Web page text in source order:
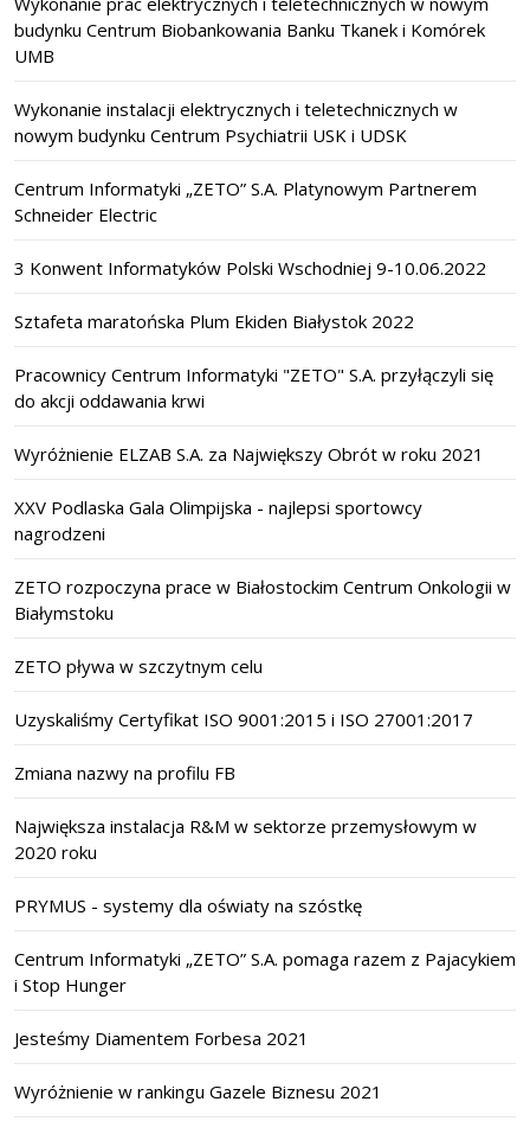
budynku Centrum Biobankowania Banku Tkanek i Komórek
UMB
Wykonanie instalacji elektrycznych i teletechnicznych w
nowym budynku Centrum Psychiatrii USK i UDSK
Centrum Informatyki „ZETO” S.A. Platynowym Partnerem
Schneider Electric
3 Konwent Informatyków Polski Wschodniej 9-10.06.2022
Sztafeta maratońska Plum Ekiden Białystok 2022
Pracownicy Centrum Informatyki "ZETO" S.A. przyłączyli się
do akcji oddawania krwi
Wyróżnienie ELZAB S.A. za Największy Obrót w roku 2021
XXV Podlaska Gala Olimpijska - najlepsi sportowcy
nagrodzeni
ZETO rozpoczyna prace w Białostockim Centrum Onkologii w
Białymstoku
ZETO pływa w szczytnym celu
Uzyskaliśmy Certyfikat ISO 9001:2015 i ISO 27001:2017
Zmiana nazwy na profilu FB
Największa instalacja R&M w sektorze przemysłowym w
2020 roku
PRYMUS - systemy dla oświaty na szóstkę
Centrum Informatyki „ZETO” S.A. pomaga razem z Pajacykiem
i Stop Hunger
Jesteśmy Diamentem Forbesa 2021
Wyróżnienie w rankingu Gazele Biznesu 2021